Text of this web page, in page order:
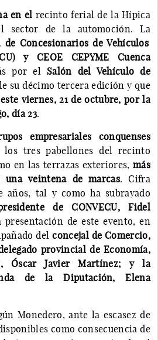
en el recinto ferial de la Hípica
sector de la automoción. La
Concesionarios de Vehículos
y CEOE CEPYME Cuenca
por el Salón del Vehículo de
su décimo tercera edición y que
viernes, 21 de octubre, por la
día 23.
empresariales conquenses
tres pabellones del recinto
en las terrazas exteriores, más
veintena de marcas. Cifra
años, tal y como ha subrayado
de CONVECU, Fidel
presentación de este evento, en
delconcejal de Comercio,
provincial de Economía,
Óscar Javier Martínez; y la
de la Diputación, Elena
Monedero, ante la escasez de
como consecuencia de